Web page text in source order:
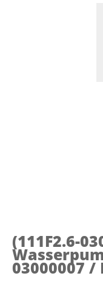
(111F2.6-
03000007